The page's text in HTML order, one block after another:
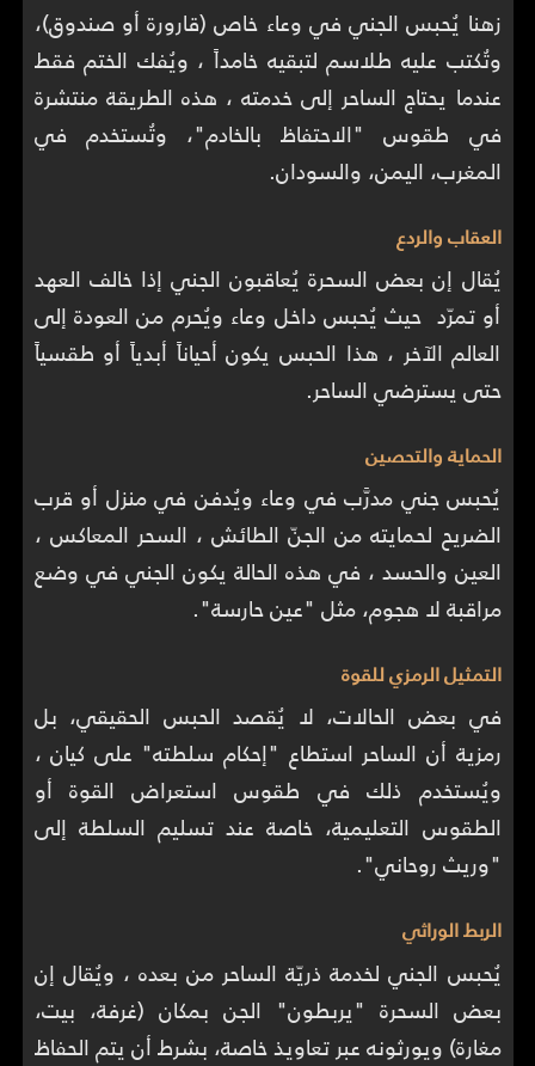
زهنا يُحبس الجني في وعاء خاص (قارورة أو صندوق)،
وتُكتب عليه طلاسم لتبقيه خامداً ، ويُفك الختم فقط
عندما يحتاج الساحر إلى خدمته ، هذه الطريقة منتشرة
في طقوس "الاحتفاظ بالخادم"، وتُستخدم في
المغرب، اليمن، والسودان.
العقاب والردع
يُقال إن بعض السحرة يُعاقبون الجني إذا خالف العهد
أو تمرّد حيث يُحبس داخل وعاء ويُحرم من العودة إلى
العالم الآخر ، هذا الحبس يكون أحياناً أبدياً أو طقسياً
حتى يسترضي الساحر.
الحماية والتحصين
يُحبس جني مدرَّب في وعاء ويُدفن في منزل أو قرب
الضريح لحمايته من الجنّ الطائش ، السحر المعاكس ،
العين والحسد ، في هذه الحالة يكون الجني في وضع
مراقبة لا هجوم، مثل "عين حارسة".
التمثيل الرمزي للقوة
في بعض الحالات، لا يُقصد الحبس الحقيقي، بل
رمزية أن الساحر استطاع "إحكام سلطته" على كيان ،
ويُستخدم ذلك في طقوس استعراض القوة أو
الطقوس التعليمية، خاصة عند تسليم السلطة إلى
"وريث روحاني".
الربط الوراثي
يُحبس الجني لخدمة ذريّة الساحر من بعده ، ويُقال إن
بعض السحرة "يربطون" الجن بمكان (غرفة، بيت،
مغارة) ويورثونه عبر تعاويذ خاصة، بشرط أن يتم الحفاظ